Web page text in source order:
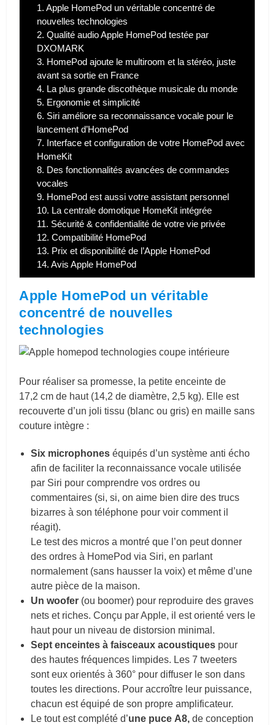
1. Apple HomePod un véritable concentré de
nouvelles technologies
2. Qualité audio Apple HomePod testée par
DXOMARK
3. HomePod ajoute le multiroom et la stéréo, juste
avant sa sortie en France
4. La plus grande discothèque musicale du monde
5. Ergonomie et simplicité
6. Siri améliore sa reconnaissance vocale pour le
lancement d’HomePod
7. Interface et configuration de votre HomePod avec
HomeKit
8. Des fonctionnalités avancées de commandes
vocales
9. HomePod est aussi votre assistant personnel
10. La centrale domotique HomeKit intégrée
11. Sécurité & confidentialité de votre vie privée
12. Compatibilité HomePod
13. Prix et disponibilité de l’Apple HomePod
14. Avis Apple HomePod
Apple HomePod un véritable
concentré de nouvelles
technologies
Pour réaliser sa promesse, la petite enceinte de
17,2 cm de haut (14,2 de diamètre, 2,5 kg). Elle est
recouverte d’un joli tissu (blanc ou gris) en maille sans
couture intègre :
Six microphones équipés d’un système anti écho
afin de faciliter la reconnaissance vocale utilisée
par Siri pour comprendre vos ordres ou
commentaires (si, si, on aime bien dire des trucs
bizarres à son téléphone pour voir comment il
réagit).
Le test des micros a montré que l’on peut donner
des ordres à HomePod via Siri, en parlant
normalement (sans hausser la voix) et même d’une
autre pièce de la maison.
Un woofer (ou boomer) pour reproduire des graves
nets et riches. Conçu par Apple, il est orienté vers le
haut pour un niveau de distorsion minimal.
Sept enceintes à faisceaux acoustiques pour
des hautes fréquences limpides. Les 7 tweeters
sont eux orientés à 360° pour diffuser le son dans
toutes les directions. Pour accroître leur puissance,
chacun est équipé de son propre amplificateur.
Le tout est complété d’une puce A8, de conception